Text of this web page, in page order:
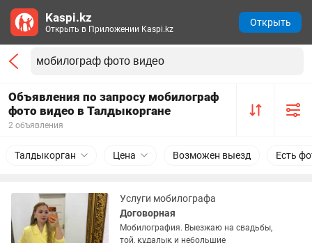
Объявления по запросу мобилограф
фото видео в Талдыкоргане
2 объявления
Талдыкорган Цена Возможен выезд Есть
Услуги мобилографа
Договорная
Мобилография. Выезжаю на свадьбы,
той, құдалық и небольшие
Kaspi.kz
Открыть в Приложении Kaspi.kz
Открыть